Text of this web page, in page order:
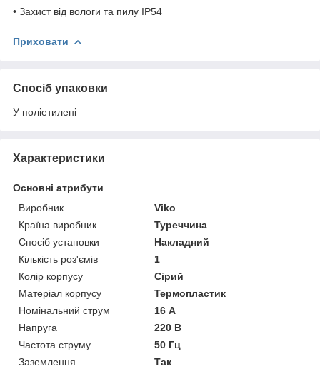
• Захист від вологи та пилу IP54
Приховати
Спосіб упаковки
У поліетилені
Характеристики
Основні атрибути
Виробник
Viko
Країна виробник
Туреччина
Спосіб установки
Накладний
Кількість роз'ємів
1
Колір корпусу
Сірий
Матеріал корпусу
Термопластик
Номінальний струм
16 А
Напруга
220 В
Частота струму
50 Гц
Заземлення
Так